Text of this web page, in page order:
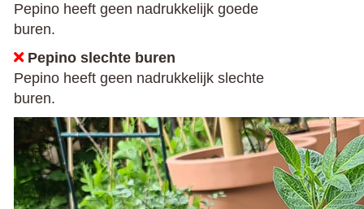
Pepino heeft geen nadrukkelijk goede
buren.
Pepino slechte buren
Pepino heeft geen nadrukkelijk slechte
buren.